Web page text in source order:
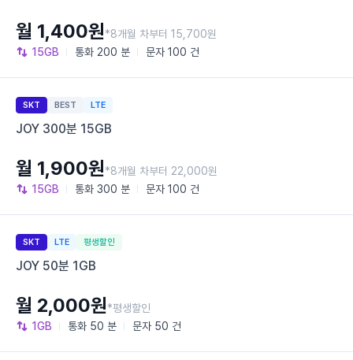
15GB 통화 200 분 문자 100 건
월 1,400원*8개월 차부터 15,700원
SKT BEST LTE
JOY 300분 15GB
15GB 통화 300 분 문자 100 건
월 1,900원*8개월 차부터 22,000원
SKT LTE 평생할인
JOY 50분 1GB
1GB 통화 50 분 문자 50 건
월 2,000원*평생할인